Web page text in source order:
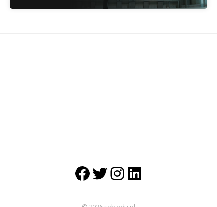
Facebook
Twitter
Instagram
LinkedIn